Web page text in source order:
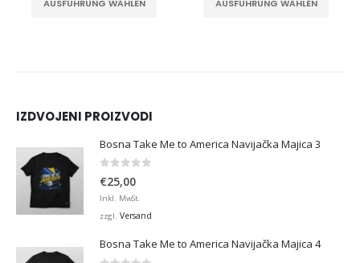
AUSFÜHRUNG WÄHLEN AUSFÜHRUNG WÄHLEN
IZDVOJENI PROIZVODI
Bosna Take Me to America Navijačka Majica 3
€25,00
Inkl. MwSt.
zzgl. Versand
Bosna Take Me to America Navijačka Majica 4